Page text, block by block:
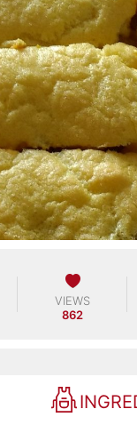
VIEWS
862